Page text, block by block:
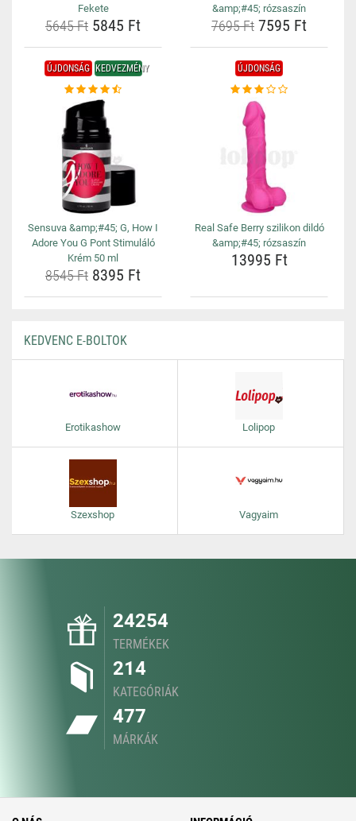
Fekete
5645 Ft 5845 Ft
&amp;#45; rózsaszín
7695 Ft 7595 Ft
ÚJDONSÁG KEDVEZMÉNY
Sensuva &amp;#45; G, How I
Adore You G Pont Stimuláló
Krém 50 ml
8545 Ft 8395 Ft
ÚJDONSÁG
Real Safe Berry szilikon dildó
&amp;#45; rózsaszín
13995 Ft
KEDVENC E-BOLTOK
Erotikashow Lolipop
Szexshop Vagyaim
24254
TERMÉKEK
214
KATEGÓRIÁK
477
MÁRKÁK